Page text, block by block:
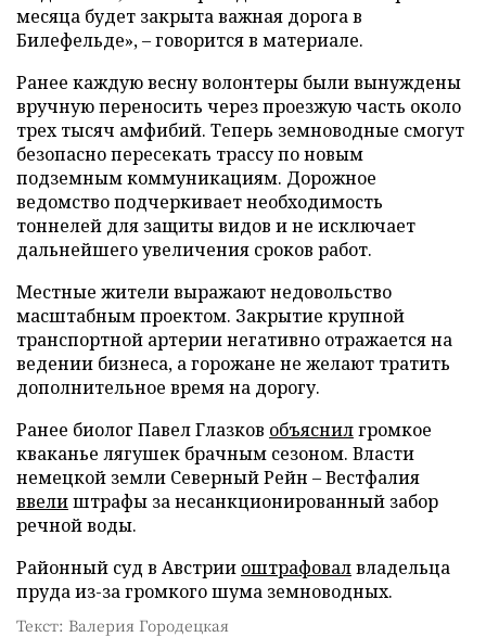
месяца будет закрыта важная дорога в
Билефельде», – говорится в материале.
Ранее каждую весну волонтеры были вынуждены
вручную переносить через проезжую часть около
трех тысяч амфибий. Теперь земноводные смогут
безопасно пересекать трассу по новым
подземным коммуникациям. Дорожное
ведомство подчеркивает необходимость
тоннелей для защиты видов и не исключает
дальнейшего увеличения сроков работ.
Местные жители выражают недовольство
масштабным проектом. Закрытие крупной
транспортной артерии негативно отражается на
ведении бизнеса, а горожане не желают тратить
дополнительное время на дорогу.
Ранее биолог Павел Глазков объяснилгромкое
кваканье лягушек брачным сезоном. Власти
немецкой земли Северный Рейн – Вестфалия
ввелиштрафы за несанкционированный забор
речной воды.
Районный суд в Австрии оштрафовалвладельца
пруда из-за громкого шума земноводных.
Текст: Валерия Городецкая